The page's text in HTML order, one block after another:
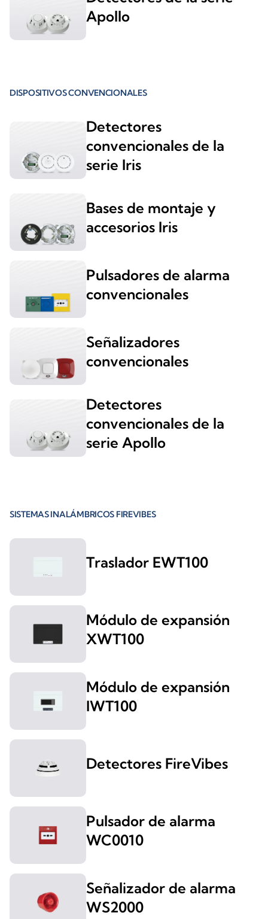
Apollo
DISPOSITIVOS CONVENCIONALES
Detectores
convencionales de la
serie Iris
Bases de montaje y
accesorios Iris
Pulsadores de alarma
convencionales
Señalizadores
convencionales
Detectores
convencionales de la
serie Apollo
SISTEMAS INALÁMBRICOS FIREVIBES
Traslador EWT100
Módulo de expansión
XWT100
Módulo de expansión
IWT100
Detectores FireVibes
Pulsador de alarma
WC0010
Señalizador de alarma
WS2000